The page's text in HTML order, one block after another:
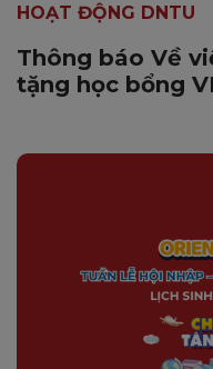
HOẠT ĐỘNG DNTU
Thông báo Về
tặng học bổng